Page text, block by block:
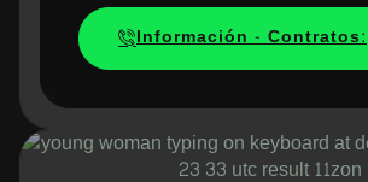
Información - Contratos: